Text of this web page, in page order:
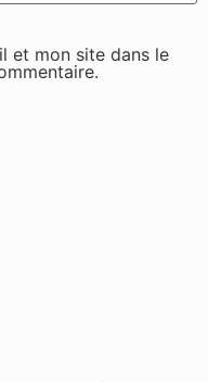
et mon site dans le